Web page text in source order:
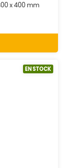
x 400 mm
EN STOCK